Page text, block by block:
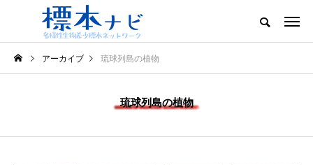
アーカイブ 琉球列島の植物
琉球列島の植物